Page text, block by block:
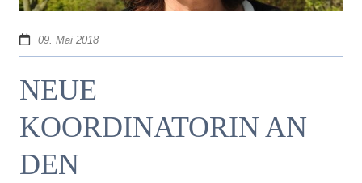
09. Mai 2018
NEUE
KOORDINATORIN AN
DEN